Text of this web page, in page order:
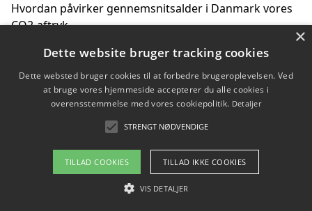
Hvordan påvirker gennemsnitsalder i Danmark vores
CO2-aftryk
Hvordan nyheder om CO2-udledning påvirker vores
hverdag
Om / kontakt
Blog Betingelser
×
Dette website bruger tracking cookies
Dette websted bruger cookies til at forbedre brugeroplevelsen. Ved
at bruge vores hjemmeside accepterer du alle cookies i
overensstemmelse med vores cookiepolitik. Detaljer
STRENGT NØDVENDIGE
TILLAD COOKIES TILLAD IKKE COOKIES
VIS DETALJER